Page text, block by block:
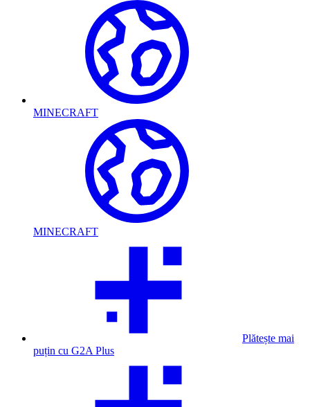
MINECRAFT
MINECRAFT
Plătește mai
puțin cu G2A Plus